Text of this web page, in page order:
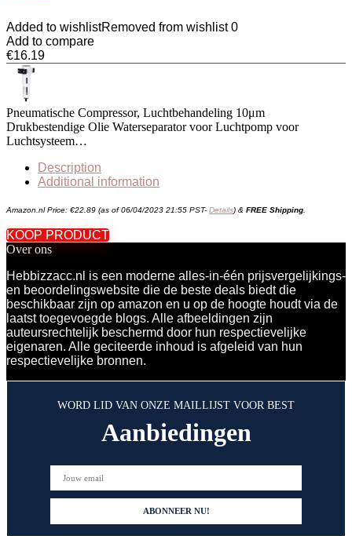
Added to wishlistRemoved from wishlist 0
Add to compare
€16.19
Pneumatische Compressor, Luchtbehandeling 10μm
Drukbestendige Olie Waterseparator voor Luchtpomp voor
Luchtsysteem…
Description
Additional information
Amazon.nl Price: €22.89 (as of 06/04/2023 21:55 PST- Details) & FREE Shipping
KOOP PRODUCT
Over ons
Hebbizzacc.nl is een moderne alles-in-één prijsvergelijkings-
en beoordelingswebsite die de beste deals biedt die
beschikbaar zijn op amazon en u op de hoogte houdt via de
laatst toegevoegde blogs. Alle afbeeldingen zijn
auteursrechtelijk beschermd door hun respectievelijke
eigenaren. Alle geciteerde inhoud is afgeleid van hun
respectievelijke bronnen.
WORD LID VAN ONZE MAILLIJST VOOR BEST
Aanbiedingen